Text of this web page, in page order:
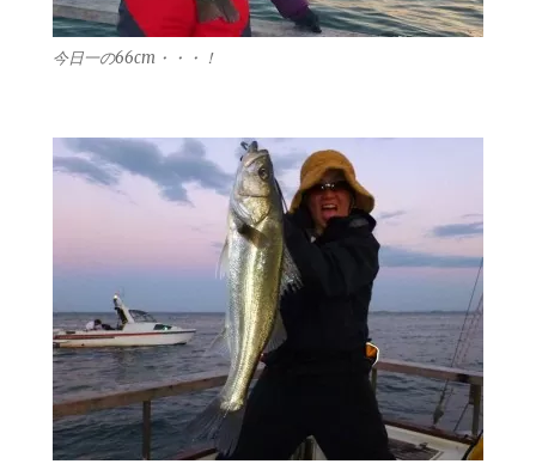
今日一の66cm・・・！